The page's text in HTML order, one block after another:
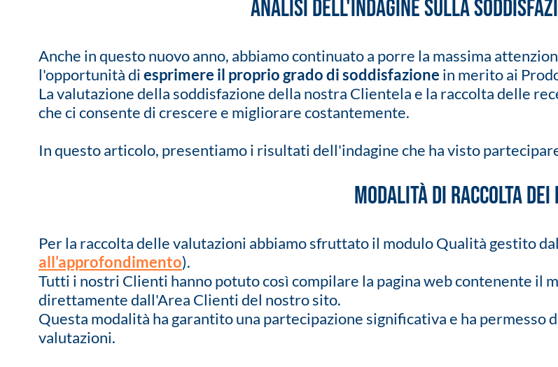
Analisi dell'Indagine sulla
Anche in questo nuovo anno, abbiamo continuato a porre la massima
l'opportunità diesprimere il proprio grado di soddisfazione in merito ai
La valutazione della soddisfazione della nostra Clientela e la raccolta delle
che ci consente di crescere e migliorare costantemente.
In questo articolo, presentiamo i risultati dell'indagine che ha visto
Modalità di raccolta dei
Per la raccolta delle valutazioni abbiamo sfruttato il modulo Qualità gestito
all'approfondimento).
Tutti i nostri Clienti hanno potuto così compilare la pagina web contenente il
direttamente dall'Area Clienti del nostro sito.
Questa modalità ha garantito una partecipazione significativa e ha permesso
valutazioni.